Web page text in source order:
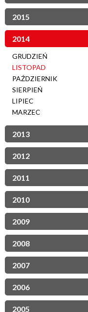
2015
2014
GRUDZIEŃ
LISTOPAD
PAŹDZIERNIK
SIERPIEŃ
LIPIEC
MARZEC
2013
2012
2011
2010
2009
2008
2007
2006
2005